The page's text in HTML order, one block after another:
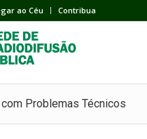
ao Céu Contribua
Problemas Técnicos